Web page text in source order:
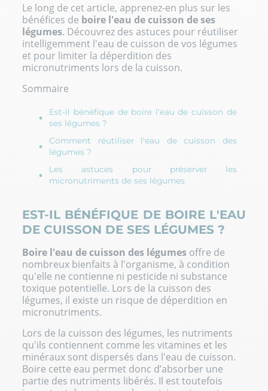
Le long de cet article, apprenez-en plus sur les
bénéfices de boire l'eau de cuisson de ses
légumes. Découvrez des astuces pour réutiliser
intelligemment l'eau de cuisson de vos légumes
et pour limiter la déperdition des
micronutriments lors de la cuisson.
Sommaire
Est-il bénéfique de boire l'eau de cuisson de
ses légumes ?
Comment réutiliser l'eau de cuisson des
légumes ?
Les astuces pour préserver les
micronutriments de ses légumes
EST-IL BÉNÉFIQUE DE BOIRE L'EAU
DE CUISSON DE SES LÉGUMES ?
Boire l'eau de cuisson des légumes offre de
nombreux bienfaits à l'organisme, à condition
qu'elle ne contienne ni pesticide ni substance
toxique potentielle. Lors de la cuisson des
légumes, il existe un risque de déperdition en
micronutriments.
Lors de la cuisson des légumes, les nutriments
qu'ils contiennent comme les vitamines et les
minéraux sont dispersés dans l'eau de cuisson.
Boire cette eau permet donc d’absorber une
partie des nutriments libérés. Il est toutefois